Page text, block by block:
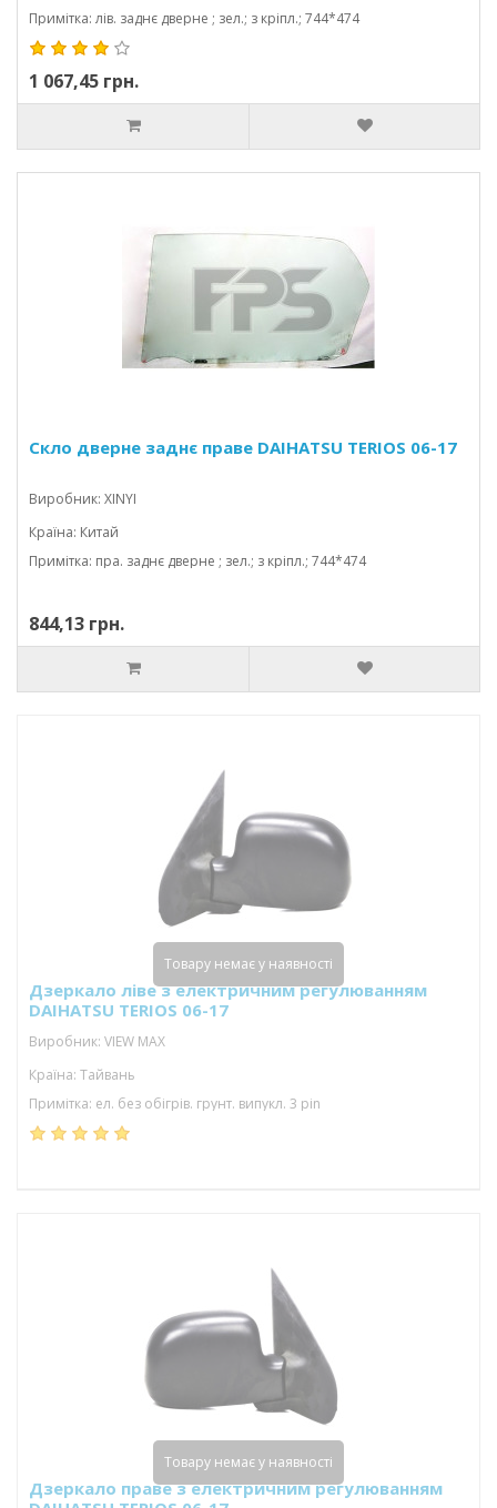
Примітка: лів. заднє дверне ; зел.; з кріпл.; 744*474
1 067,45 грн.
Скло дверне заднє праве DAIHATSU TERIOS 06-17
Виробник: XINYI
Країна: Китай
Примітка: пра. заднє дверне ; зел.; з кріпл.; 744*474
844,13 грн.
Дзеркало ліве з електричним регулюванням
DAIHATSU TERIOS 06-17
Виробник: VIEW MAX
Країна: Тайвань
Примітка: ел. без обігрів. грунт. випукл. 3 pin
Товару немає у наявності
Дзеркало праве з електричним регулюванням
Товару немає у наявності